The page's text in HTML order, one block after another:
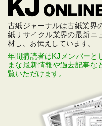
古紙ジャーナルは古紙業界
紙リサイクル業界の最新ニ
材し、お伝えしています。
年間購読者はKJメンバーと
まな最新情報や過去記事な
覧いただけます。